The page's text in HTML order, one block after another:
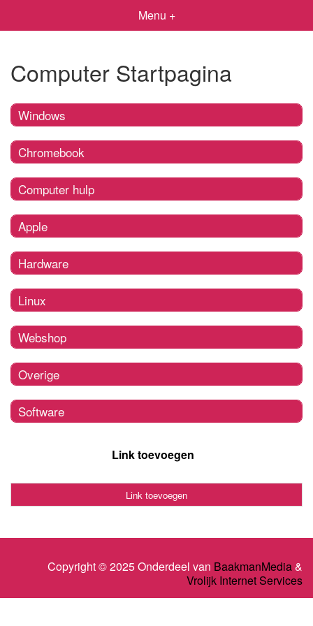
Menu +
Computer Startpagina
Windows
Chromebook
Computer hulp
Apple
Hardware
Linux
Webshop
Overige
Software
Link toevoegen
Link toevoegen
Copyright © 2025 Onderdeel van BaakmanMedia&
Vrolijk Internet Services